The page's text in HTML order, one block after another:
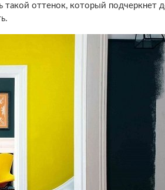
оттенок, который подчеркнет